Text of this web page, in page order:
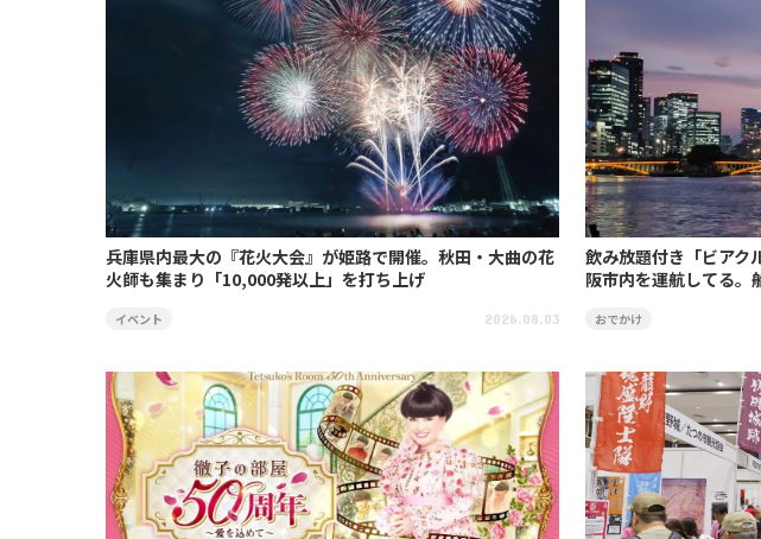
兵庫県内最大の『花火大会』が姫路で開催。秋田・大曲の花
火師も集まり「10,000発以上」を打ち上げ
イベント 2026.08.03
飲み放題付き「ビアク
阪市内を運航してる。
おでかけ